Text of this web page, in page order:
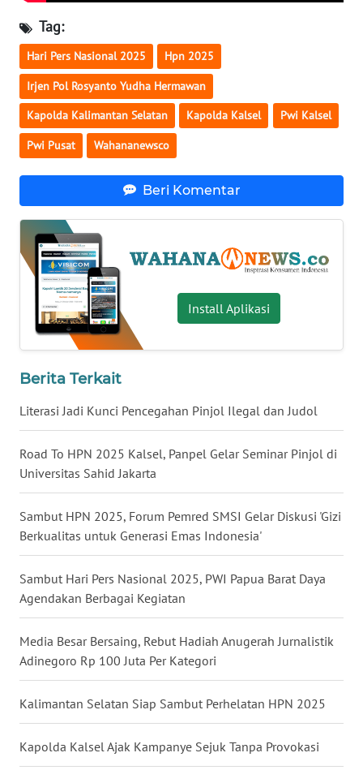
Tag:
Hari Pers Nasional 2025 Hpn 2025
Irjen Pol Rosyanto Yudha Hermawan
Kapolda Kalimantan Selatan Kapolda Kalsel Pwi Kalsel
Pwi Pusat Wahananewsco
Beri Komentar
Install Aplikasi
Berita Terkait
Literasi Jadi Kunci Pencegahan Pinjol Ilegal dan Judol
Road To HPN 2025 Kalsel, Panpel Gelar Seminar Pinjol di
Universitas Sahid Jakarta
Sambut HPN 2025, Forum Pemred SMSI Gelar Diskusi 'Gizi
Berkualitas untuk Generasi Emas Indonesia'
Sambut Hari Pers Nasional 2025, PWI Papua Barat Daya
Agendakan Berbagai Kegiatan
Media Besar Bersaing, Rebut Hadiah Anugerah Jurnalistik
Adinegoro Rp 100 Juta Per Kategori
Kalimantan Selatan Siap Sambut Perhelatan HPN 2025
Kapolda Kalsel Ajak Kampanye Sejuk Tanpa Provokasi
WN
SULBAR
WN
BABEL
WN
SUMBAR
SUMSEL
WN
BENGKULU
WN
LAMPUNG
WN
NUSANTARA
JOGJA
WN
JATIM
WN
BALI
WN
KALBAR
WN
KALTENG